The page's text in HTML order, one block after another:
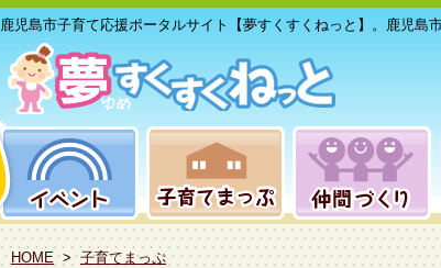
鹿児島市子育て応援ポータルサイト【夢すくすくねっと】。鹿児島
HOME > 子育てまっぷ